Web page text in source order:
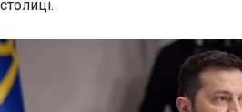
столиці.